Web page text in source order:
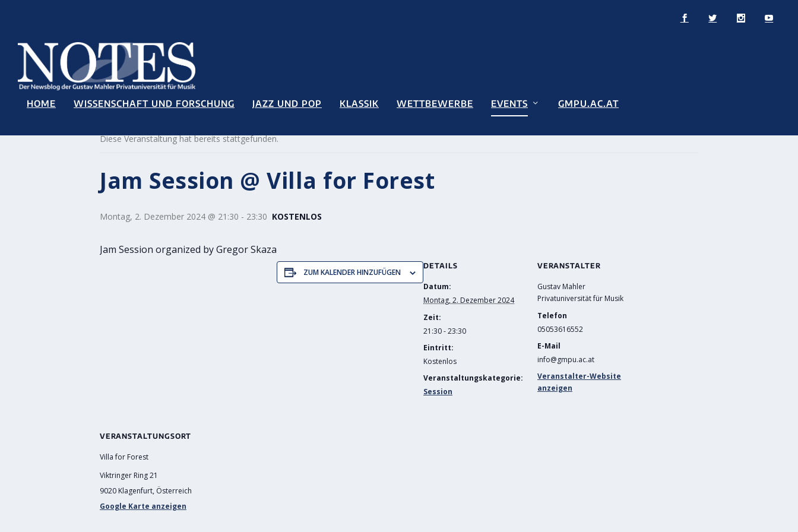
HOME WISSENSCHAFT UND FORSCHUNG JAZZ UND POP KLASSIK WETTBEWERBE EVENTS GMPU.AC.AT
Diese Veranstaltung hat bereits stattgefunden.
Jam Session @ Villa for Forest
Montag, 2. Dezember 2024 @ 21:30 - 23:30 KOSTENLOS
Jam Session organized by Gregor Skaza
ZUM KALENDER HINZUFÜGEN
DETAILS
Datum:
Montag, 2. Dezember 2024
Zeit:
21:30 - 23:30
Eintritt:
Kostenlos
Veranstaltungskategorie:
Session
VERANSTALTER
Gustav Mahler
Privatuniversität für Musik
Telefon
05053616552
E-Mail
info@gmpu.ac.at
Veranstalter-Website
anzeigen
VERANSTALTUNGSORT
Villa for Forest
Viktringer Ring 21
9020 Klagenfurt, Österreich
Google Karte anzeigen